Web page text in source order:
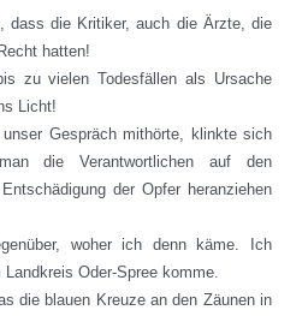
dass die Kritiker, auch die Ärzte, die
hatten!
zu vielen Todesfällen als Ursache
Licht!
Gespräch mithörte, klinkte sich
die Verantwortlichen auf den
der Opfer heranziehen
woher ich denn käme. Ich
Oder-Spree komme.
die blauen Kreuze an den Zäunen in